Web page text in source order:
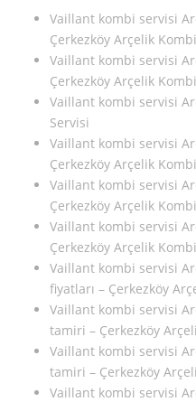
Vaillant kombi servisi
Çerkezköy Arçelik
Vaillant kombi servisi
Çerkezköy Arçelik
Vaillant kombi servisi
Servisi
Vaillant kombi servisi
Çerkezköy Arçelik
Vaillant kombi servisi
Çerkezköy Arçelik
Vaillant kombi servisi
Çerkezköy Arçelik
Vaillant kombi servisi
fiyatları – Çerkezköy
Vaillant kombi servisi
tamiri – Çerkezköy
Vaillant kombi servisi
tamiri – Çerkezköy
Vaillant kombi servisi